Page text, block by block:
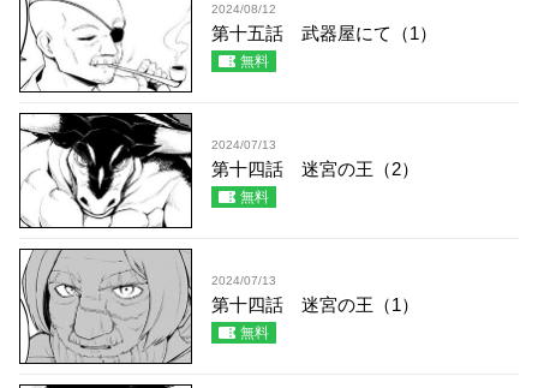
2024/08/12
第十五話 武器屋にて（1）
無料
2024/07/13
第十四話 迷宮の王（2）
無料
2024/07/13
第十四話 迷宮の王（1）
無料